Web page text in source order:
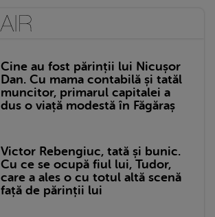
Cine au fost părinții lui Nicușor
Dan. Cu mama contabilă și tatăl
muncitor, primarul capitalei a
dus o viață modestă în Făgăraș
Victor Rebengiuc, tată și bunic.
Cu ce se ocupă fiul lui, Tudor,
care a ales o cu totul altă scenă
față de părinții lui